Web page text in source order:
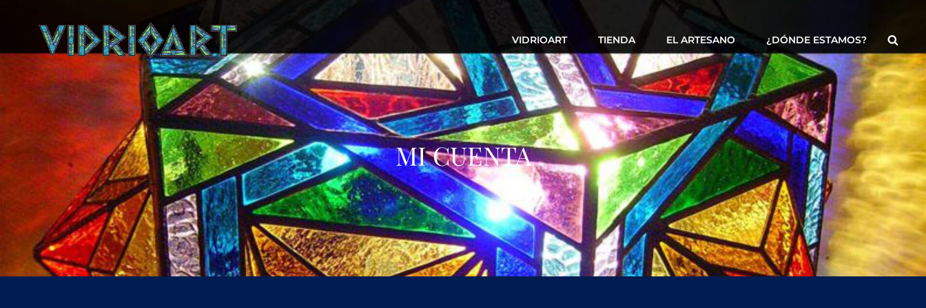
VIDRIOART
Vidrieras Artísticas Y Religiosas, Lámparas, Espejos, Restauraciones, Decoración, Joyería Y Bisutería
VIDRIOART TIENDA EL ARTESANO ¿DÓNDE ESTAMOS?
MI CUENTA